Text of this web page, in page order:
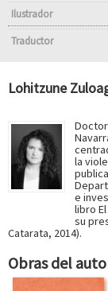
Ilustrador
Traductor
Lohitzune
la
e
libro
su
Catarata, 2014).
Obras del